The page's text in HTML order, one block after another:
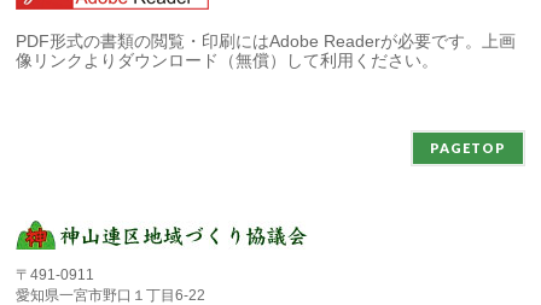
PDF形式の書類の閲覧・印刷にはAdobe Readerが必要です。上画
像リンクよりダウンロード（無償）して利用ください。
PAGETOP
〒491-0911
愛知県一宮市野口１丁目6-22